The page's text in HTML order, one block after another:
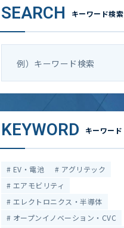
SEARCH キーワード検索
KEYWORD キーワード
EV・電池
アグリテック
エアモビリティ
エレクトロニクス・半導体
オープンイノベーション・CVC